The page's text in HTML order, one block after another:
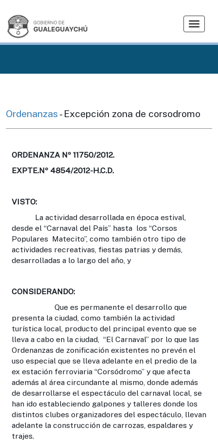
T
g
v
Ordenanzas - Excepción zona de corsodromo
ORDENANZA Nº 11750/2012.
EXPTE.Nº 4854/2012-H.C.D.
VISTO:
La actividad desarrollada en época estival,
desde el “Carnaval del País” hasta los “Corsos
Populares Matecito”, como también otro tipo de
actividades recreativas, fiestas patrias y demás,
desarrolladas a lo largo del año, y
CONSIDERANDO:
Que es permanente el desarrollo que
presenta la ciudad, como también la actividad
turística local, producto del principal evento que se
lleva a cabo en la ciudad, “El Carnaval” por lo que las
Ordenanzas de zonificación existentes no prevén el
uso especial que se lleva adelante en el predio de la
ex estación ferroviaria “Corsódromo” y que afecta
además al área circundante al mismo, donde además
de desarrollarse el espectáculo del carnaval local, se
han ido estableciendo galpones y talleres donde los
distintos clubes organizadores del espectáculo, llevan
adelante la construcción de carrozas, espaldares y
trajes.